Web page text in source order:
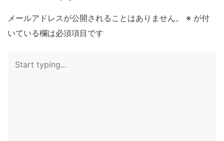
メールアドレスが公開されることはありません。 ※ が付
いている欄は必須項目です